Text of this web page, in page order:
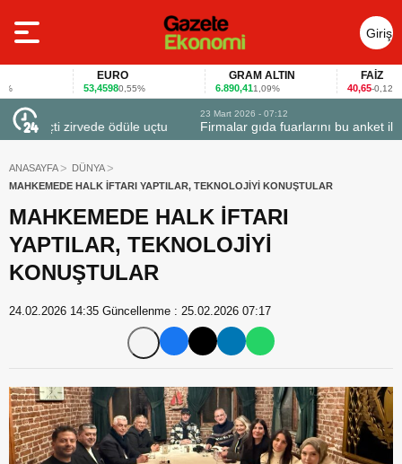
Giriş
Yap
EURO
53,45980,55%
GRAM ALTIN
6.890,411,09%
FAİZ
40,65 -0,12%
Firmalar gıda fuarlarını bu anket ile değerlendirdi
ANASAYFA
DÜNYA
MAHKEMEDE HALK İFTARI YAPTILAR, TEKNOLOJİYİ KONUŞTULAR
MAHKEMEDE HALK İFTARI
YAPTILAR, TEKNOLOJİYİ
KONUŞTULAR
24.02.2026 14:35 Güncellenme : 25.02.2026 07:17